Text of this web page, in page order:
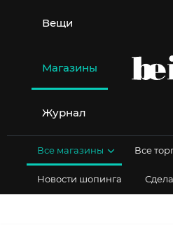
содержимому
Вещи
Магазины
Журнал
Все магазины Все
Новости шопинга